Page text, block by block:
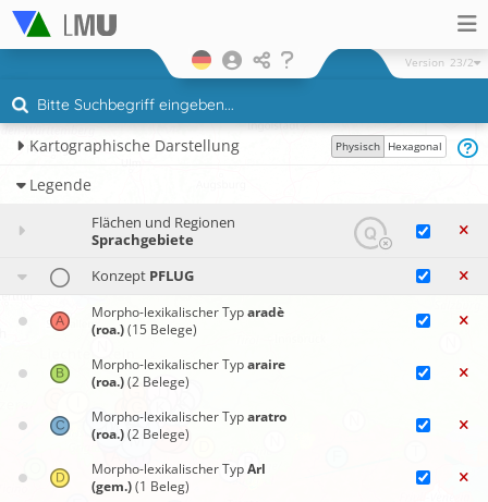
Version 23/2
Kartographische Darstellung Physisch Hexagonal
Legende
Flächen und Regionen
Sprachgebiete
Konzept PFLUG
Morpho-lexikalischer Typaradè
(roa.)(15 Belege)
Morpho-lexikalischer Typaraire
(roa.)(2 Belege)
Morpho-lexikalischer Typaratro
(roa.)(2 Belege)
Morpho-lexikalischer TypArl
(gem.)(1 Beleg)